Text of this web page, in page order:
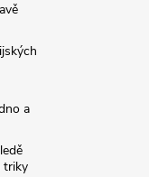
a
triky